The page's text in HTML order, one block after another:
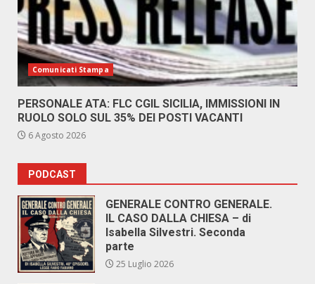
Comunicati Stampa
PERSONALE ATA: FLC CGIL SICILIA, IMMISSIONI IN
RUOLO SOLO SUL 35% DEI POSTI VACANTI
6 Agosto 2026
PODCAST
GENERALE CONTRO GENERALE.
IL CASO DALLA CHIESA – di
Isabella Silvestri. Seconda
parte
25 Luglio 2026